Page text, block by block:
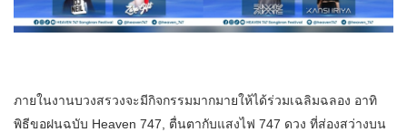
ภายในงานบวงสรวงจะมีกิจกรรมมากมายให้ได้ร่วมเฉลิมฉลอง อาทิ
พิธีขอฝนฉบับ Heaven 747, ตื่นตากับแสงไฟ 747 ดวง ที่ส่องสว่างบน